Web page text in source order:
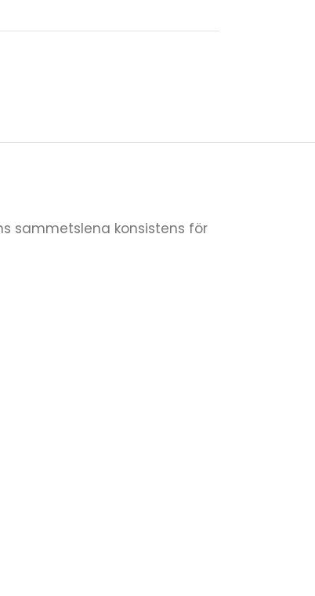
sammetslena konsistens för